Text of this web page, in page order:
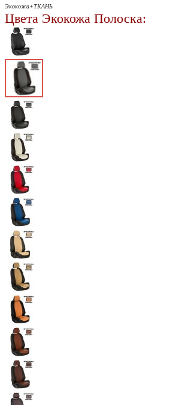
Экокожа+ТКАНЬ
Цвета Экокожа Полоска: